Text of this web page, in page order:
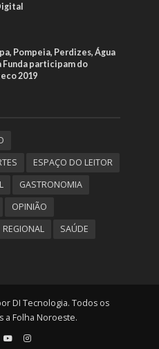
Pompeia, Perdizes, Água
Funda participam do
2019
ESPAÇO DO LEITOR
GASTRONOMIA
OPINIÃO
REGIONAL
SAÚDE
DI Tecnologia. Todos os
a Folha Noroeste.